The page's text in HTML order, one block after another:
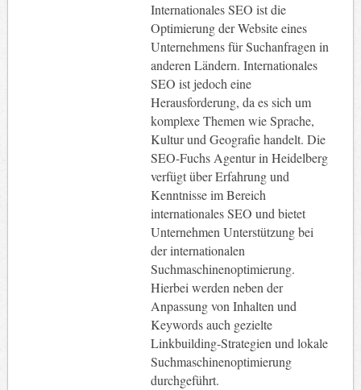
Internationales SEO ist die
Optimierung der Website eines
Unternehmens für Suchanfragen in
anderen Ländern. Internationales
SEO ist jedoch eine
Herausforderung, da es sich um
komplexe Themen wie Sprache,
Kultur und Geografie handelt. Die
SEO-Fuchs Agentur in Heidelberg
verfügt über Erfahrung und
Kenntnisse im Bereich
internationales SEO und bietet
Unternehmen Unterstützung bei
der internationalen
Suchmaschinenoptimierung.
Hierbei werden neben der
Anpassung von Inhalten und
Keywords auch gezielte
Linkbuilding-Strategien und lokale
Suchmaschinenoptimierung
durchgeführt.